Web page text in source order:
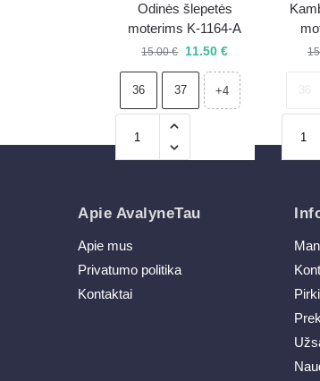
Odinės šlepetės
moterims K-1164-A
15.00€ 11.50€
36 37 +4
Apie AvalyneTau
Apie mus
Privatumo politika
Kontaktai